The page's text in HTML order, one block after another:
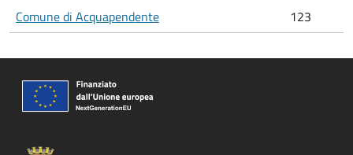
Comune di Acquapendente 123